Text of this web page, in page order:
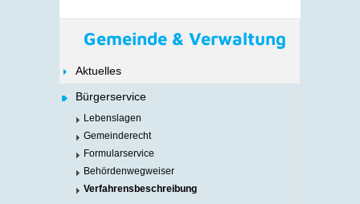
Gemeinde & Verwaltung
Aktuelles
Bürgerservice
Lebenslagen
Gemeinderecht
Formularservice
Behördenwegweiser
Verfahrensbeschreibung